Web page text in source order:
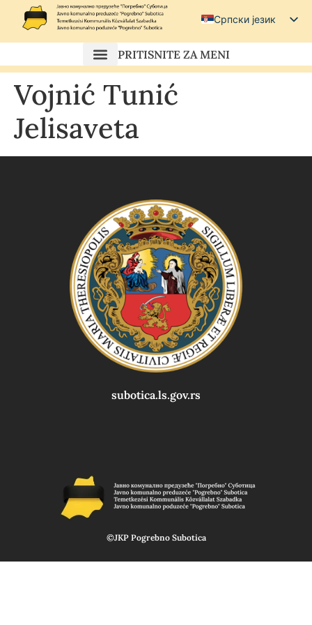
Српски језик
Српски (ћирилица)
Magyar
PRITISNITE ZA MENI
Vojnić Tunić
Jelisaveta
subotica.ls.gov.rs
©JKP Pogrebno Subotica